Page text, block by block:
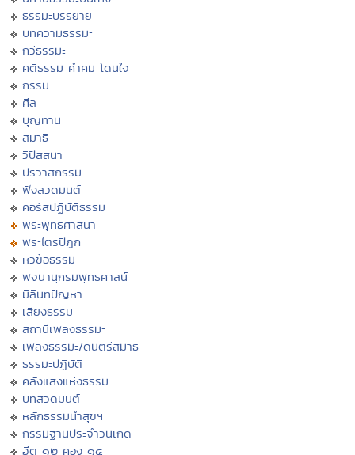
ธรรมะบรรยาย
บทความธรรมะ
กวีธรรมะ
คติธรรม คำคม โดนใจ
กรรม
ศีล
บุญทาน
สมาธิ
วิปัสสนา
ปริวาสกรรม
ฟังสวดมนต์
คอร์สปฏิบัติธรรม
พระพุทธศาสนา
พระไตรปิฏก
หัวข้อธรรม
พจนานุกรมพุทธศาสน์
มิลินทปัญหา
เสียงธรรม
สถานีเพลงธรรมะ
เพลงธรรมะ/ดนตรีสมาธิ
ธรรมะปฏิบัติ
คลังแสงแห่งธรรม
บทสวดมนต์
หลักธรรมนำสุขฯ
กรรมฐานประจำวันเกิด
ฮีต ๑๒ คอง ๑๔